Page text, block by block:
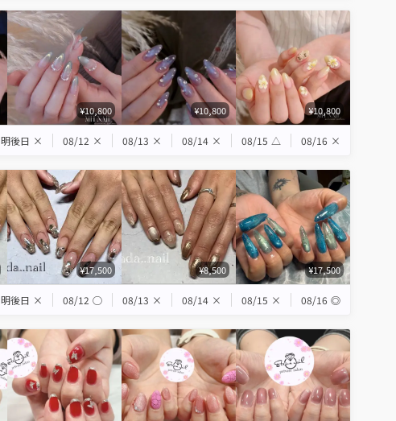
¥10,800 ¥10,800 ¥10,800
明後日 × 08/12 × 08/13 × 08/14 × 08/15 △ 08/16 ×
¥17,500 ¥8,500 ¥17,500
明後日 × 08/12 ◯ 08/13 × 08/14 × 08/15 × 08/16 ◎